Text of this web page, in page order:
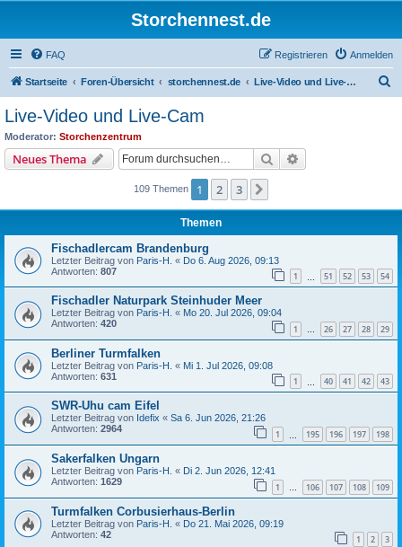
Storchennest.de
FAQ Anmelden
Registrieren
Startseite Foren-Übersicht storchennest.de Live-Video und Live-Cam
Live-Video und Live-Cam
Moderator: Storchenzentrum
Neues Thema Suche
109 Themen 1 2 3
Themen
Fischadlercam Brandenburg
Letzter Beitrag von Paris-H. « Do 6. Aug 2026, 09:13
Antworten: 807 1 51 52 53 54
Fischadler Naturpark Steinhuder Meer
Letzter Beitrag von Paris-H. « Mo 20. Jul 2026, 09:04
Antworten: 420 1 … 26 27 28 29
Berliner Turmfalken
Letzter Beitrag von Paris-H. « Mi 1. Jul 2026, 09:08
Antworten: 631 1 40 41 42 43
SWR-Uhu cam Eifel
Letzter Beitrag von Idefix « Sa 6. Jun 2026, 21:26
Antworten: 2964 1 195 196 197 198
Sakerfalken Ungarn
Letzter Beitrag von Paris-H. « Di 2. Jun 2026, 12:41
Antworten: 1629 1 … 106 107 108 109
Turmfalken Corbusierhaus-Berlin
Letzter Beitrag von Paris-H. « Do 21. Mai 2026, 09:19
Antworten: 42 1 2 3